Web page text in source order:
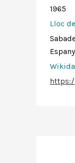
1965
Lloc